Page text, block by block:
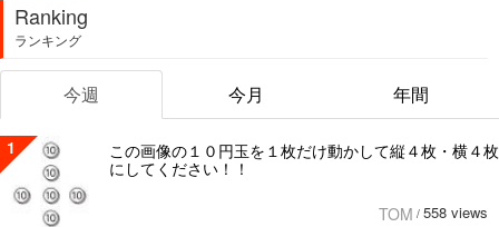
Ranking
ランキング
今週 今月 年間
1
この画像の１０円玉を１枚だけ動かして縦４枚・横４枚
にしてください！！
TOM / 558 views